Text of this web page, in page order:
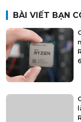
BÀI VIẾT BẠN